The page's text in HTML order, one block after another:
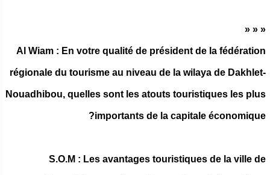
« « «
Al Wiam : En votre qualité de président de la fédération
régionale du tourisme au niveau de la wilaya de Dakhlet-
Nouadhibou, quelles sont les atouts touristiques les plus
importants de la capitale économique?
S.O.M : Les avantages touristiques de la ville de